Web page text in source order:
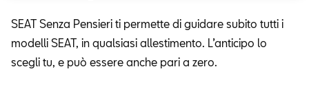
SEAT Senza Pensieri ti permette di guidare subito tutti i
modelli SEAT, in qualsiasi allestimento. L’anticipo lo
scegli tu, e può essere anche pari a zero.